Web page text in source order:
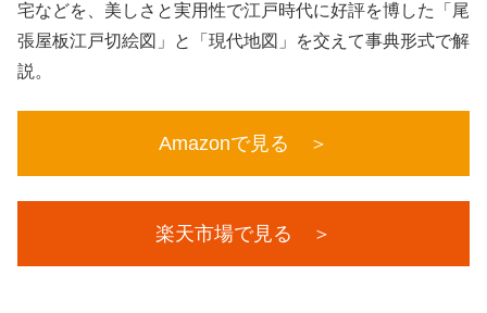
宅などを、美しさと実用性で江戸時代に好評を博した「尾
張屋板江戸切絵図」と「現代地図」を交えて事典形式で解
説。
Amazonで見る ＞
楽天市場で見る ＞